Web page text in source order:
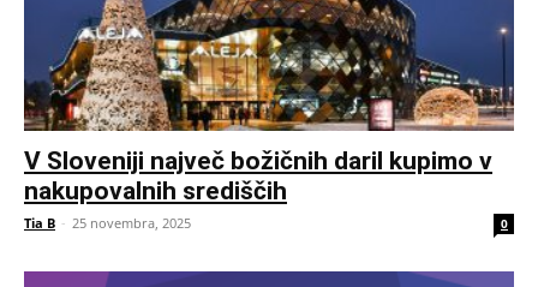
V Sloveniji največ božičnih daril kupimo v
nakupovalnih središčih
Tia B - 25 novembra, 2025 0